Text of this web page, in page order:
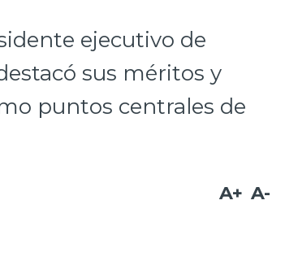
ejecutivo de
sus méritos y
puntos centrales de
A+ A-